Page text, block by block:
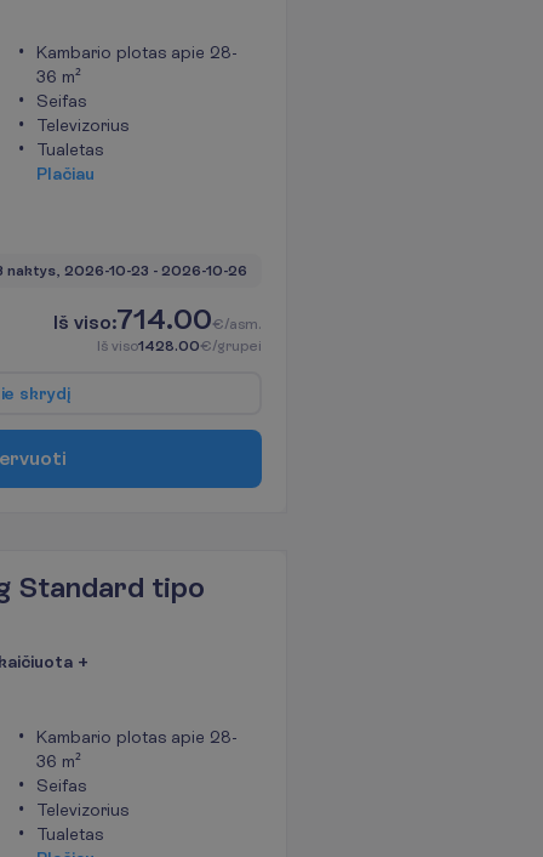
Kambario plotas apie 28-
36 m²
Seifas
Televizorius
Tualetas
Plačiau
naktys, 2026-10-23 - 2026-10-26
Iš viso:714.00€/asm.
Iš viso1428.00€/grupei
ie skrydį
rvuoti
Standard tipo
+
Kambario plotas apie 28-
36 m²
Seifas
Televizorius
Tualetas